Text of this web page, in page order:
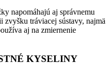
napomáhajú aj správnemu
zvyšku tráviacej sústavy, najmä
aj na zmiernenie
KYSELINY